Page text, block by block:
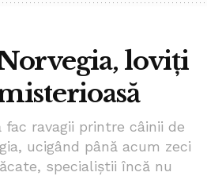
cu cerințe incontrolabile de a
scăzut de nutrienți, ar
cercetările privind
dintre dependența de alimente
ar trebui să continue, pentru a
Constantin dependenta
loviți
fac ravagii printre câinii de
ucigând până acum zeci
specialiștii încă nu